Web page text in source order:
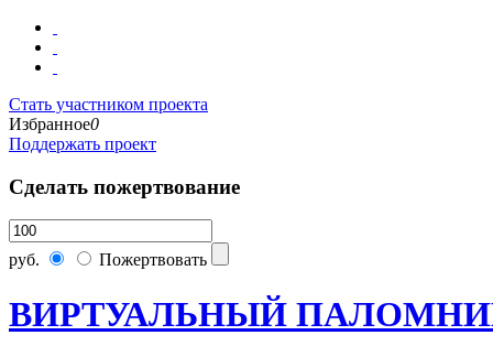
Стать участником проекта
Избранное0
Поддержать проект
Сделать пожертвование
руб. Пожертвовать
ВИРТУАЛЬНЫЙ